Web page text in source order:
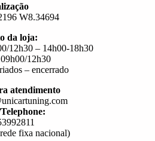
W8.34694
da loja:
12h30 – 14h00-18h30
12h30
– encerrado
atendimento
fixa nacional)